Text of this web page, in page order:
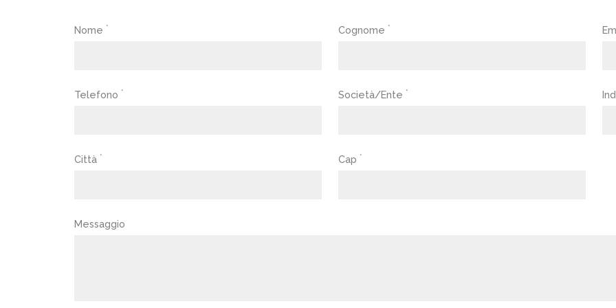
Nome * Cognome *
Telefono * Società/Ente *
Città * Cap *
Messaggio